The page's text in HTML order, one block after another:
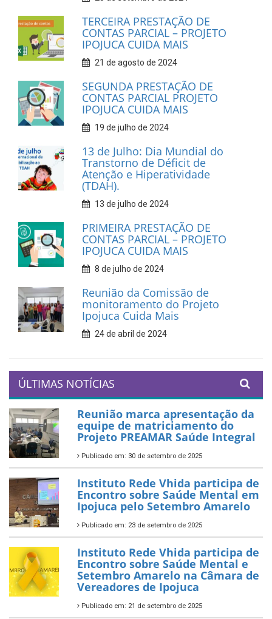
TERCEIRA PRESTAÇÃO DE
CONTAS PARCIAL – PROJETO
IPOJUCA CUIDA MAIS
21 de agosto de 2024
SEGUNDA PRESTAÇÃO DE
CONTAS PARCIAL PROJETO
IPOJUCA CUIDA MAIS
19 de julho de 2024
13 de Julho: Dia Mundial do
Transtorno de Déficit de
Atenção e Hiperatividade
(TDAH).
13 de julho de 2024
PRIMEIRA PRESTAÇÃO DE
CONTAS PARCIAL – PROJETO
IPOJUCA CUIDA MAIS
8 de julho de 2024
Reunião da Comissão de
monitoramento do Projeto
Ipojuca Cuida Mais
24 de abril de 2024
ÚLTIMAS NOTÍCIAS
Reunião marca apresentação da
equipe de matriciamento do
Projeto PREAMAR Saúde Integral
Publicado em: 30 de setembro de 2025
Instituto Rede Vhida participa de
Encontro sobre Saúde Mental em
Ipojuca pelo Setembro Amarelo
Publicado em: 23 de setembro de 2025
Instituto Rede Vhida participa de
Encontro sobre Saúde Mental e
Setembro Amarelo na Câmara de
Vereadores de Ipojuca
Publicado em: 21 de setembro de 2025